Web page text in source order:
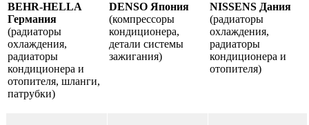
BEHR-HELLA
Германия
(радиаторы
охлаждения,
радиаторы
кондиционера и
отопителя, шланги,
патрубки)
DENSO Япония
(компрессоры
кондиционера,
детали системы
зажигания)
NISSENS Дания
(радиаторы
охлаждения,
радиаторы
кондиционера и
отопителя)